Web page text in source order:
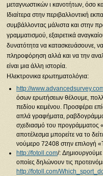
μεταγνωστικών ι κανοτήτων, όσο
Ιδιαίτερα στην περιβαλλοντική
συμβάλλοντας μάλιστα και στην
γραμματισμού, εξαιρετικά
δυνατότητα να κατασκευάσουνε,
πληροφόρηση αλλά και να την
είναι μια άλλη ιστορία.
Ηλεκτρονικα ερωτηματολόγια:
http://
όσων ερωτήσεων θέλουμε,
πεδίου κειμένου. Προσφέρει
απλά γραφήματα,
σχεδιασμό του προγράμματος
αποτέλεσμα μπορείτε να το
νούμερο 72408 στην επιλογή
http://fotoll.com/: Δημιουργούμε
οποίες δηλώνουν τις
http://fotoll.com/